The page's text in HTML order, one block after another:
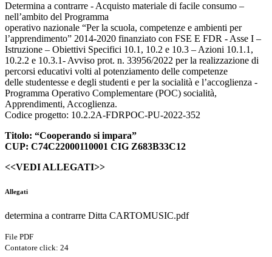
Determina a contrarre - Acquisto materiale di facile consumo –
nell’ambito del Programma
operativo nazionale “Per la scuola, competenze e ambienti per
l’apprendimento” 2014-2020 finanziato con FSE E FDR - Asse I –
Istruzione – Obiettivi Specifici 10.1, 10.2 e 10.3 – Azioni 10.1.1,
10.2.2 e 10.3.1- Avviso prot. n. 33956/2022 per la realizzazione di
percorsi educativi volti al potenziamento delle competenze
delle studentesse e degli studenti e per la socialità e l’accoglienza -
Programma Operativo Complementare (POC) socialità,
Apprendimenti, Accoglienza.
Codice progetto: 10.2.2A-FDRPOC-PU-2022-352
Titolo: “Cooperando si impara”
CUP: C74C22000110001 CIG Z683B33C12
<<VEDI ALLEGATI>>
Allegati
determina a contrarre Ditta CARTOMUSIC.pdf
File PDF
Contatore click: 24